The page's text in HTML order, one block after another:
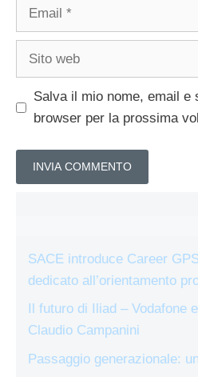
Email
Sito
Salva il mio nome, email e
browser per la prossima
SACE introduce Career
dedicato all’orientamento
Il futuro di Iliad – Vodafone
Claudio Campanini
Passaggio generazionale: